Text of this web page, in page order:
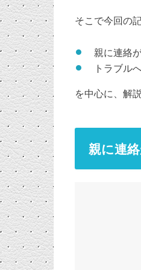
そこで今回の
親に連絡
トラブル
を中心に、解
親に連